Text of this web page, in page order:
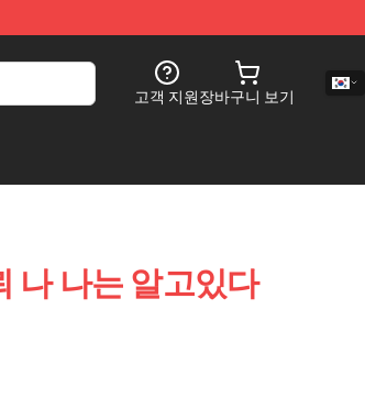
고객 지원장바구니 보기
나 나는 알고있다